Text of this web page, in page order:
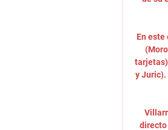
En
y Juric).
directo